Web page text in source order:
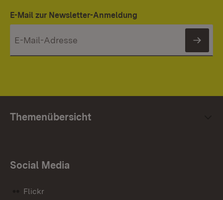
E-Mail zur Newsletter-Anmeldung
Themenübersicht
Social Media
Flickr